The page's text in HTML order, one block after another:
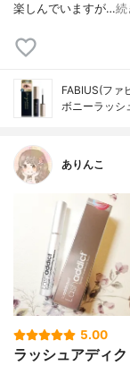
楽しんでいますが…続
FABIUS(ファ
ボニーラッシ
ありんこ
5.00
ラッシュアディ